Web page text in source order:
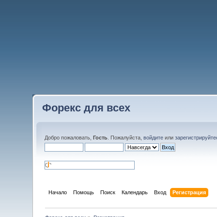
Форекс для всех
Добро пожаловать,Гость . Пожалуйста,войдите или
Начало Помощь Поиск Календарь Вход Регистрация